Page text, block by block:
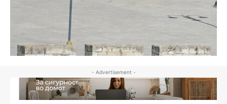
- Advertisement -